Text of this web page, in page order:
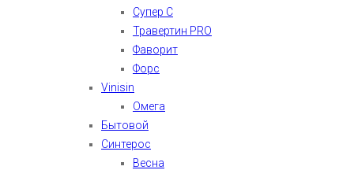
Супер С
Травертин PRO
Фаворит
Форс
Vinisin
Омега
Бытовой
Синтерос
Весна